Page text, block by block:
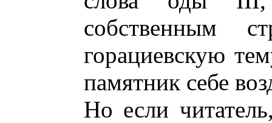
собственным
горациевскую
памятник себе
Но если